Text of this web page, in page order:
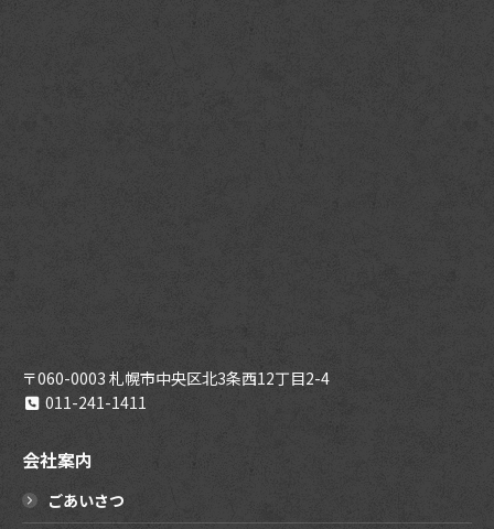
〒060-0003 札幌市中央区北3条西12丁目2-4
011-241-1411
会社案内
ごあいさつ